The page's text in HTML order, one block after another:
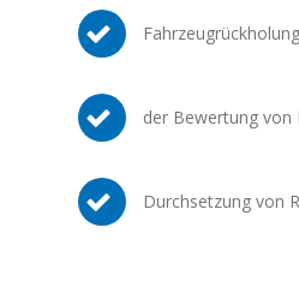
der Bewertung von
Durchsetzung von